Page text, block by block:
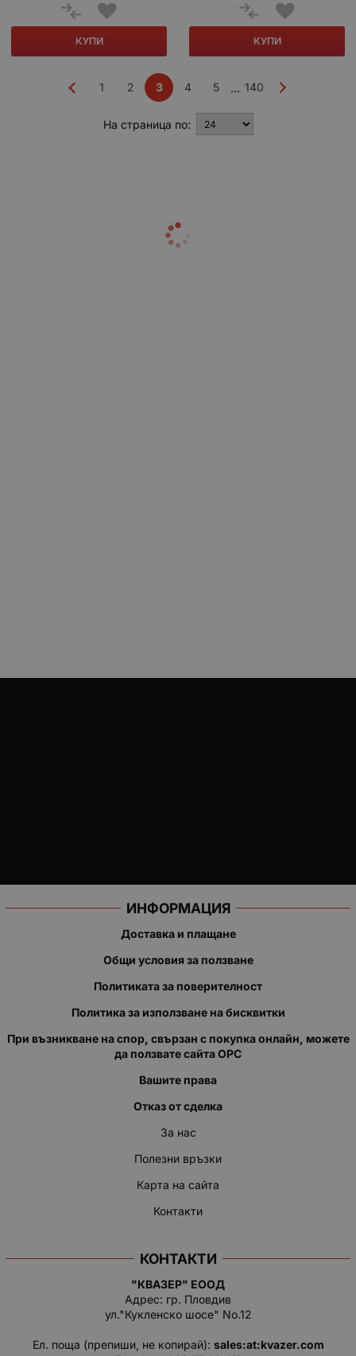
КУПИ КУПИ
1 2 3 4 5 ... 140
На страница по:
ИНФОРМАЦИЯ
Доставка и плащане
Общи условия за ползване
Политиката за поверителност
Политика за използване на бисквитки
При възникване на спор, свързан с покупка онлайн, можете
да ползвате сайта ОРС
Вашите права
Отказ от сделка
За нас
Полезни връзки
Карта на сайта
Контакти
КОНТАКТИ
"КВАЗЕР" ЕООД
Адрес: гр. Пловдив
ул."Кукленско шосе" No.12
Ел. поща (препиши, не копирай): salеs:at:kvazer.cоm